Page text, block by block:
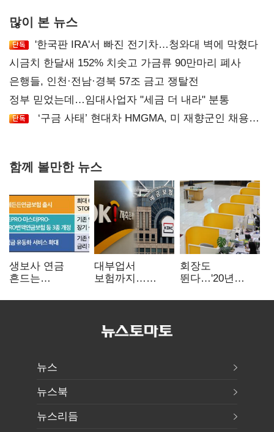
많이 본 뉴스
'한국판 IRA'서 빠진 전기차…청와대 벽에 막혔다
시금치 한달새 152% 치솟고 가금류 90만마리 폐사
은행들, 인천·전남·경북 57조 금고 쟁탈전
정부 믿었는데…임대사업자 "세금 더 내라" 분통
‘구금 사태’ 현대차 HMGMA, 미 재향군인 채용
함께 볼만한 뉴스
생보사 연금
흔드는
장수리스크'
대부업서
보험까지…
종합금융그룹
회장도
뛴다…'20년
하나' 인천시금고
뉴스
뉴스북
뉴스리듬